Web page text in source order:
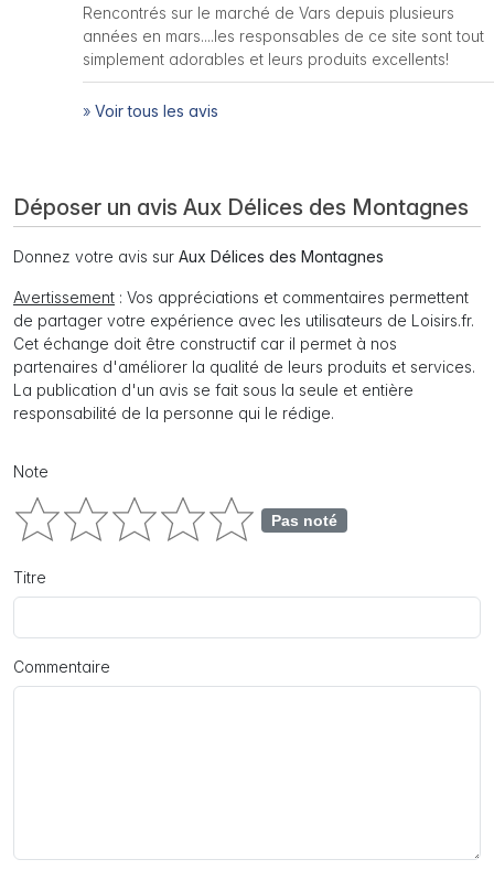
Rencontrés sur le marché de Vars depuis plusieurs
années en mars....les responsables de ce site sont tout
simplement adorables et leurs produits excellents!
» Voir tous les avis
Déposer un avis Aux Délices des Montagnes
Donnez votre avis sur Aux Délices des Montagnes
Avertissement : Vos appréciations et commentaires permettent
de partager votre expérience avec les utilisateurs de Loisirs.fr.
Cet échange doit être constructif car il permet à nos
partenaires d'améliorer la qualité de leurs produits et services.
La publication d'un avis se fait sous la seule et entière
responsabilité de la personne qui le rédige.
Note
Pas noté
Titre
Commentaire